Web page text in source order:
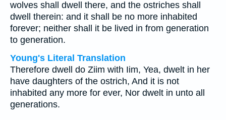
wolves shall dwell there, and the ostriches shall
dwell therein: and it shall be no more inhabited
forever; neither shall it be lived in from generation
to generation.
Young's Literal Translation
Therefore dwell do Ziim with Iim, Yea, dwelt in her
have daughters of the ostrich, And it is not
inhabited any more for ever, Nor dwelt in unto all
generations.